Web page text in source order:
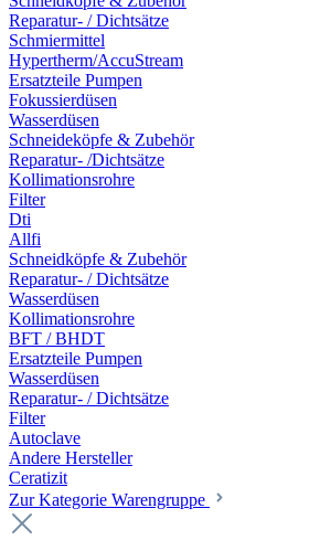
Reparatur- / Dichtsätze
Schmiermittel
Hypertherm/AccuStream
Ersatzteile Pumpen
Fokussierdüsen
Wasserdüsen
Schneideköpfe & Zubehör
Reparatur- /Dichtsätze
Kollimationsrohre
Filter
Dti
Allfi
Schneidköpfe & Zubehör
Reparatur- / Dichtsätze
Wasserdüsen
Kollimationsrohre
BFT / BHDT
Ersatzteile Pumpen
Wasserdüsen
Reparatur- / Dichtsätze
Filter
Autoclave
Andere Hersteller
Ceratizit
Zur Kategorie Warengruppe